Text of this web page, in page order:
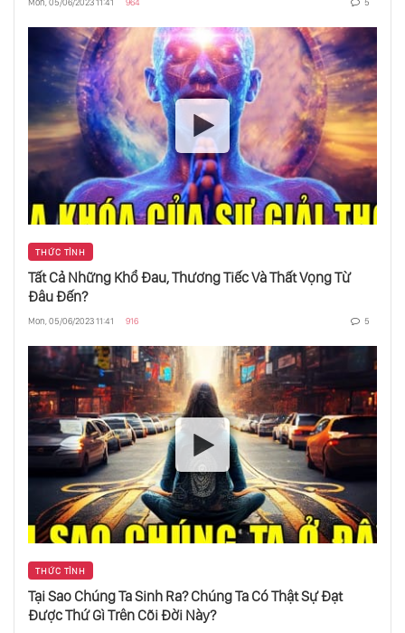
THỨC TỈNH
Tất Cả Những Khổ Đau, Thương Tiếc Và Thất Vọng Từ
Đâu Đến?
Mon, 05/06/2023 11:41 916 5
THỨC TỈNH
Tại Sao Chúng Ta Sinh Ra? Chúng Ta Có Thật Sự Đạt
Được Thứ Gì Trên Cõi Đời Này?